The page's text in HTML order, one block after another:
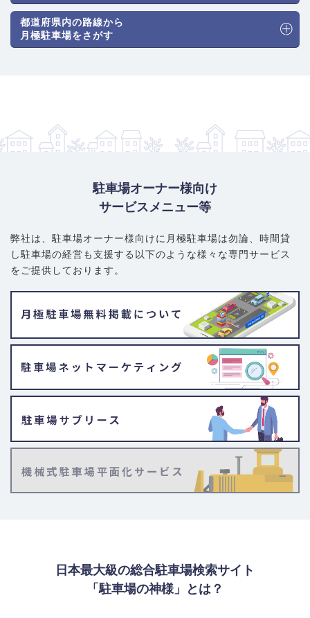
都道府県内の路線から
月極駐車場をさがす
駐車場オーナー様向け
サービスメニュー等
弊社は、駐車場オーナー様向けに月極駐車場は勿論、 時間貸
し駐車場の経営も支援する以下のような様々な専門サービス
をご提供しております。
日本最大級の総合駐車場検索サイト
「駐車場の神様」とは？